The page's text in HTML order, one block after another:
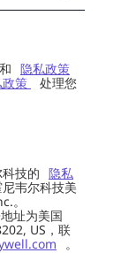
和 隐私政策
策
处理您
技的 隐私
韦尔科技美
。
址为美国
US，联
。